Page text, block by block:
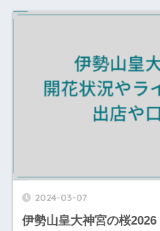
2024-03-07
伊勢山皇大神宮の桜